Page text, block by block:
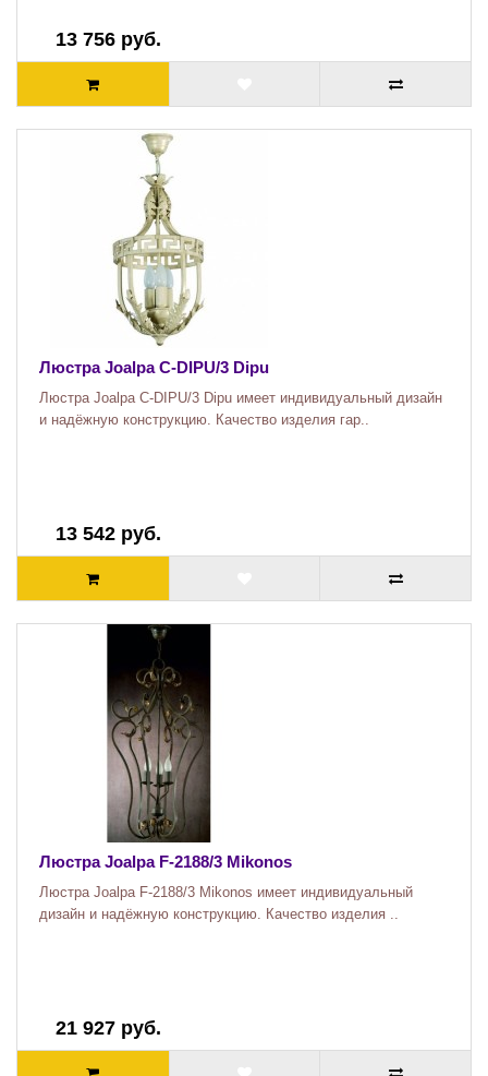
13 756 руб.
Люстра Joalpa C-DIPU/3 Dipu
Люстра Joalpa C-DIPU/3 Dipu имеет индивидуальный дизайн
и надёжную конструкцию. Качество изделия гар..
13 542 руб.
Люстра Joalpa F-2188/3 Mikonos
Люстра Joalpa F-2188/3 Mikonos имеет индивидуальный
дизайн и надёжную конструкцию. Качество изделия ..
21 927 руб.